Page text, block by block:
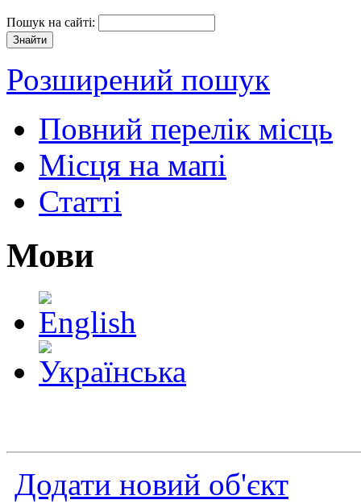
Пошук на сайті:
Розширений пошук
Повний перелік місць
Місця на мапі
Статті
Мови
Додати новий об'єкт